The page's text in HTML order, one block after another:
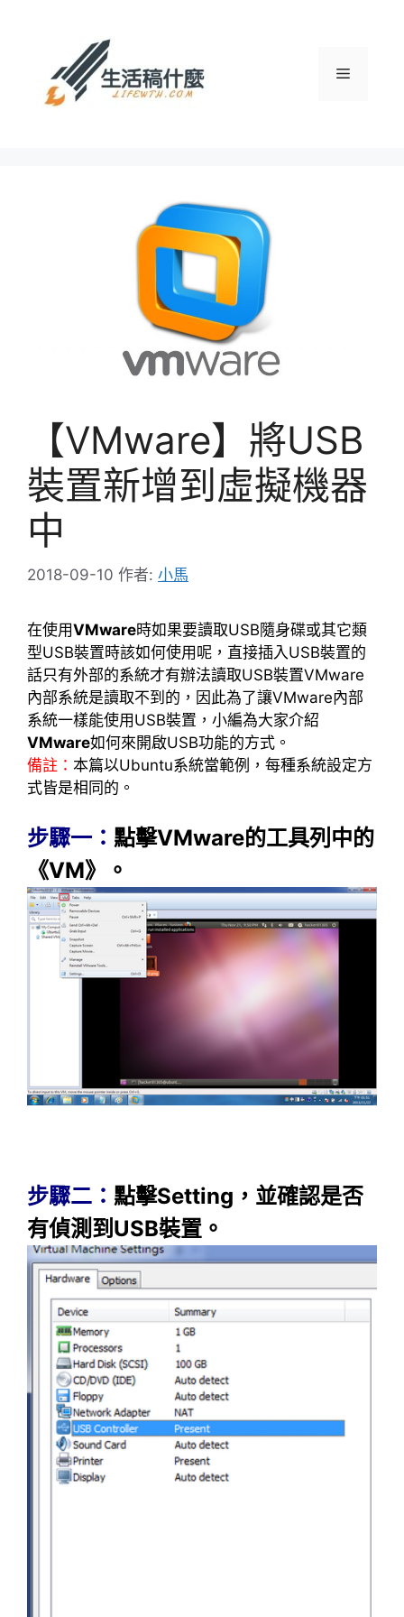
選
【VMware】將USB
裝置新增到虛擬機器
中
2018-09-10 作者: 小馬
在使用VMware時如果要讀取USB隨身碟或其它類
型USB裝置時該如何使用呢，直接插入USB裝置的
話只有外部的系統才有辦法讀取USB裝置VMware
內部系統是讀取不到的，因此為了讓VMware內部
系統一樣能使用USB裝置，小編為大家介紹
VMware如何來開啟USB功能的方式。
備註： 本篇以Ubuntu系統當範例，每種系統設定方
式皆是相同的。
步驟一： 點擊VMware的工具列中的
《VM》。
步驟二： 點擊Setting，並確認是否
有偵測到USB裝置。